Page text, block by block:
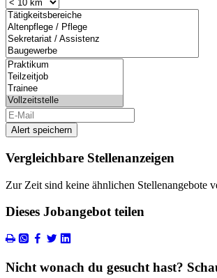
Alert speichern
Vergleichbare Stellenanzeigen
Zur Zeit sind keine ähnlichen Stellenangebote
Dieses Jobangebot teilen
Nicht wonach du gesucht hast?